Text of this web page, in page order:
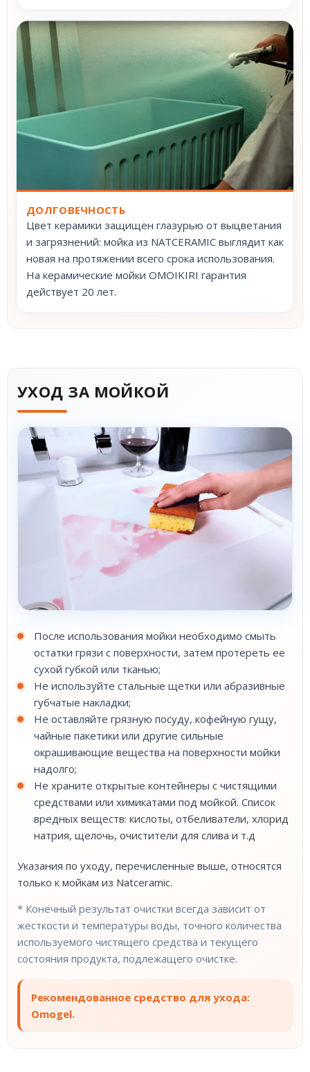
ДОЛГОВЕЧНОСТЬ
Цвет керамики защищен глазурью от выцветания
и загрязнений: мойка из NATCERAMIC выглядит как
новая на протяжении всего срока использования.
На керамические мойки OMOIKIRI гарантия
действует 20 лет.
УХОД ЗА МОЙКОЙ
После использования мойки необходимо смыть
остатки грязи с поверхности, затем протереть ее
сухой губкой или тканью;
Не используйте стальные щетки или абразивные
губчатые накладки;
Не оставляйте грязную посуду, кофейную гущу,
чайные пакетики или другие сильные
окрашивающие вещества на поверхности мойки
надолго;
Не храните открытые контейнеры с чистящими
средствами или химикатами под мойкой. Список
вредных веществ: кислоты, отбеливатели, хлорид
натрия, щелочь, очистители для слива и т.д
Указания по уходу, перечисленные выше, относятся
только к мойкам из Natceramic.
* Конечный результат очистки всегда зависит от
жесткости и температуры воды, точного количества
используемого чистящего средства и текущего
состояния продукта, подлежащего очистке.
Рекомендованное средство для ухода:
Omogel.